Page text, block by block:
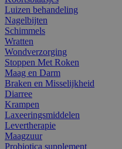
Luizen behandeling
Nagelbijten
Schimmels
Wratten
Wondverzorging
Stoppen Met Roken
Maag en Darm
Braken en Misselijkheid
Diarree
Krampen
Laxeeringsmiddelen
Levertherapie
Maagzuur
Probiotica supplement